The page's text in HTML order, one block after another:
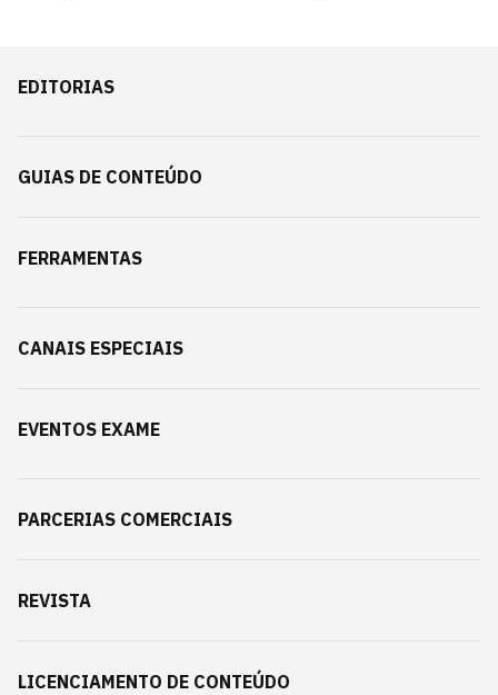
EDITORIAS
GUIAS DE CONTEÚDO
FERRAMENTAS
CANAIS ESPECIAIS
EVENTOS EXAME
PARCERIAS COMERCIAIS
REVISTA
LICENCIAMENTO DE CONTEÚDO